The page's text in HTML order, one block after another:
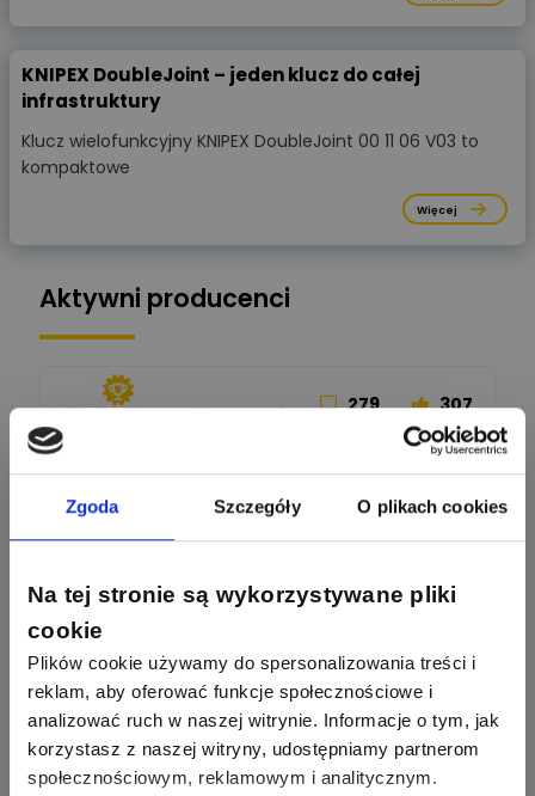
Zgoda Szczegóły O plikach cookies
Na tej stronie są wykorzystywane pliki
cookie
Plików cookie używamy do spersonalizowania treści i
reklam, aby oferować funkcje społecznościowe i
analizować ruch w naszej witrynie. Informacje o tym, jak
korzystasz z naszej witryny, udostępniamy partnerom
społecznościowym, reklamowym i analitycznym.
KNIPEX DoubleJoint – jeden klucz do całej
infrastruktury
Klucz wielofunkcyjny KNIPEX DoubleJoint 00 11 06 V03 to
kompaktowe
Więcej
Aktywni producenci
Schneider Electric 279 307
Ocen
SIEMENS 162
Odpowiedzi
419
F&F 245 206
BleBox 90
Odpowiedzi Ocen
67